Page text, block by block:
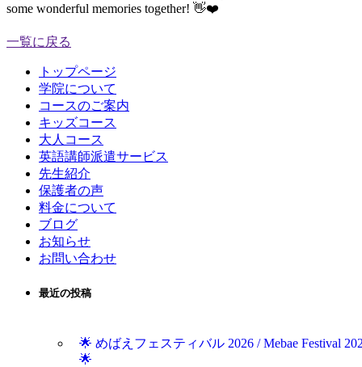
some wonderful memories together! 👋❤️
一覧に戻る
トップページ
学院について
コースのご案内
キッズコース
大人コース
英語講師派遣サービス
先生紹介
保護者の声
料金について
ブログ
お知らせ
お問い合わせ
最近の投稿
🌟 めばえフェスティバル 2026 / Mebae Festival
🌟